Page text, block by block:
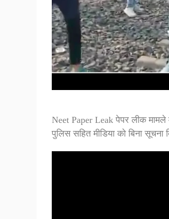
Neet Paper Leak पेपर लीक
पुलिस सहित मीडिया को बिना